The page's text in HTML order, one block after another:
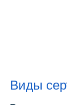
Виды